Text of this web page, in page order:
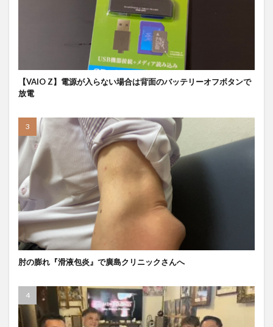
【VAIO Z】電源が入らない場合は背面のバッテリーオフボタンで
放電
肘の膨れ『滑液包炎』で廣島クリニックさんへ